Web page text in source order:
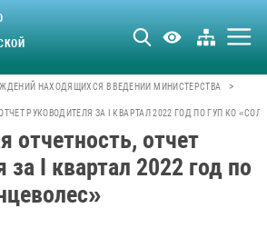
НАХОДЯЩИХСЯ В ВЕДЕНИИ МИНИСТЕРСТВА >
РУКОВОДИТЕЛЯ ЗА I КВАРТАЛ 2022 ГОД ПО ГУП КО
отчетность, отчет
за I квартал 2022 год по